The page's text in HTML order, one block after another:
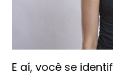
E aí, você se